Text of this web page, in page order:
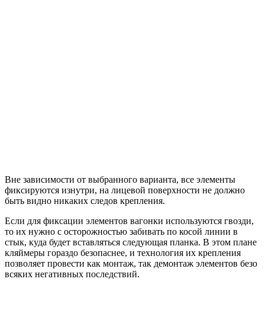
Вне зависимости от выбранного варианта, все элементы
фиксируются изнутри, на лицевой поверхности не должно
быть видно никаких следов крепления.
Если для фиксации элементов вагонки используются гвозди,
то их нужно с осторожностью забивать по косой линии в
стык, куда будет вставляться следующая планка. В этом плане
кляймеры гораздо безопаснее, и технология их крепления
позволяет провести как монтаж, так демонтаж элементов безо
всяких негативных последствий.